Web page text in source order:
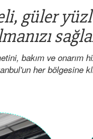
güler
bakım ve onarım
her bölgesine